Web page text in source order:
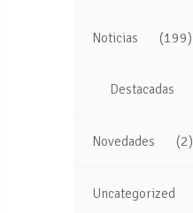
Noticias (199)
Destacadas
Novedades (2)
Uncategorized